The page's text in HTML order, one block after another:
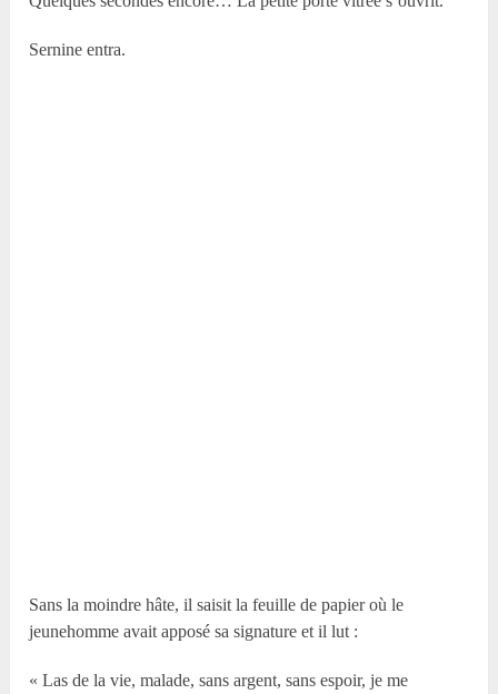
Sernine entra.
Sans la moindre hâte, il saisit la feuille de papier où le
jeunehomme avait apposé sa signature et il lut :
« Las de la vie, malade, sans argent, sans espoir, je me